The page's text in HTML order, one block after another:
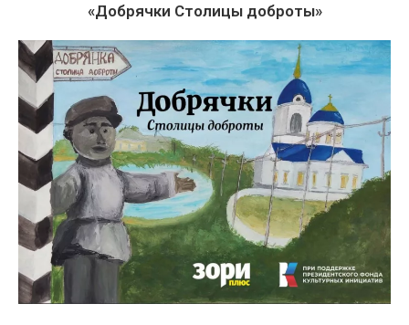
«Добрячки Столицы доброты»